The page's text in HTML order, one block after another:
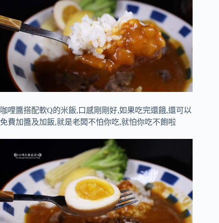
咖哩醬搭配軟Q的米飯,口感剛剛好,如果吃完還餓,還可以
免費加醬及加飯,就是老闆不怕你吃,就怕你吃不飽啦